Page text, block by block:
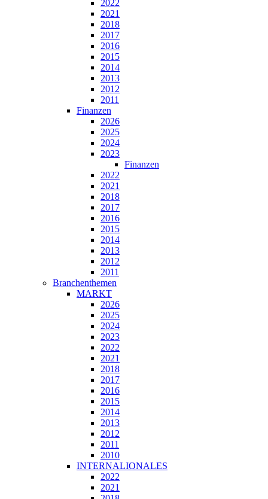
2022
2021
2018
2017
2016
2015
2014
2013
2012
2011
Finanzen
2026
2025
2024
2023
Finanzen
2022
2021
2018
2017
2016
2015
2014
2013
2012
2011
Branchenthemen
MARKT
2026
2025
2024
2023
2022
2021
2018
2017
2016
2015
2014
2013
2012
2011
2010
INTERNALIONALES
2022
2021